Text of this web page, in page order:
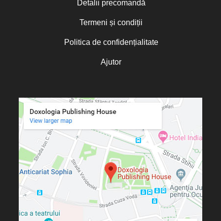
Detalii precomandă
Termeni și condiții
Politica de confidențialitate
Ajutor